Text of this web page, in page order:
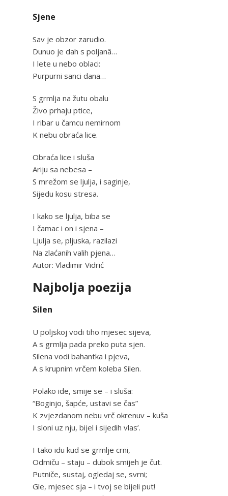
Sjene
Sav je obzor zarudio.
Dunuo je dah s poljanâ…
I lete u nebo oblaci:
Purpurni sanci dana…
S grmlja na žutu obalu
Živo prhaju ptice,
I ribar u čamcu nemirnom
K nebu obraća lice.
Obraća lice i sluša
Ariju sa nebesa –
S mrežom se ljulja, i saginje,
Sijedu kosu stresa.
I kako se ljulja, biba se
I čamac i on i sjena –
Ljulja se, pljuska, razilazi
Na zlaćanih valih pjena…
Autor: Vladimir Vidrić
Najbolja poezija
Silen
U poljskoj vodi tiho mjesec sijeva,
A s grmlja pada preko puta sjen.
Silena vodi bahantka i pjeva,
A s krupnim vrčem koleba Silen.
Polako ide, smije se – i sluša:
“Boginjo, šapće, ustavi se čas”
K zvjezdanom nebu vrč okrenuv – kuša
I sloni uz nju, bijel i sijedih vlas’.
I tako idu kud se grmlje crni,
Odmiču – staju – dubok smijeh je čut.
Putniče, sustaj, ogledaj se, svrni;
Gle, mjesec sja – i tvoj se bijeli put!